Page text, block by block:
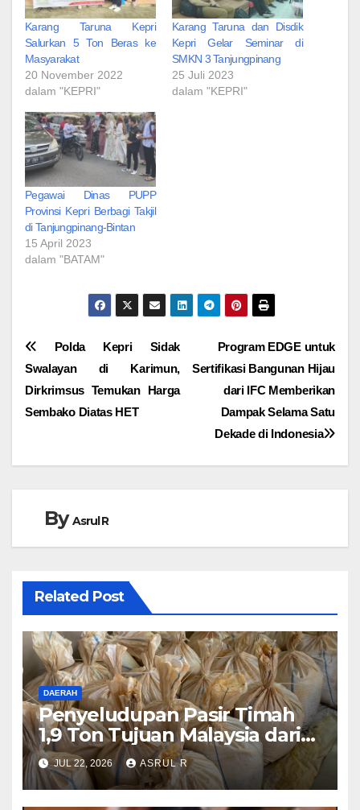
Karang Taruna Kepri
Salurkan 5 Ton Beras ke
Masyarakat
20 November 2022
dalam "KEPRI"
Karang Taruna dan Disdik
Kepri Gelar Seminar di
SMKN 3 Tanjungpinang
25 Juli 2023
dalam "KEPRI"
Pegawai Dinas PUPP
Provinsi Kepri Berbagi Takjil
di Tanjungpinang-Bintan
15 April 2023
dalam "BATAM"
Navigasi
pos
Program EDGE untuk
Sertifikasi Bangunan Hijau
dari IFC Memberikan
Dampak Selama Satu
Dekade di Indonesia
Polda Kepri Sidak
Swalayan di Karimun,
Dirkrimsus Temukan Harga
Sembako Diatas HET
ByAsrul R
Related Post
DAERAH
Penyeludupan Pasir Timah
1,9 Ton Tujuan Malaysia dari
Karimun Berhasil Digagalkan
JUL 22, 2026 ASRUL R